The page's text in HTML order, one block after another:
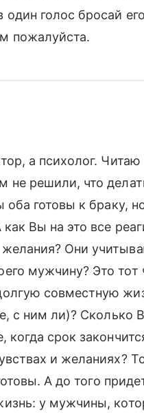
один голос бросай
пожалуйста.
а психолог.
решили, что
готовы к браку,
Вы на это все
Они
мужчину? Это тот
совместную
с ним ли)? Сколько
когда срок
и желаниях?
А до того
у мужчины,